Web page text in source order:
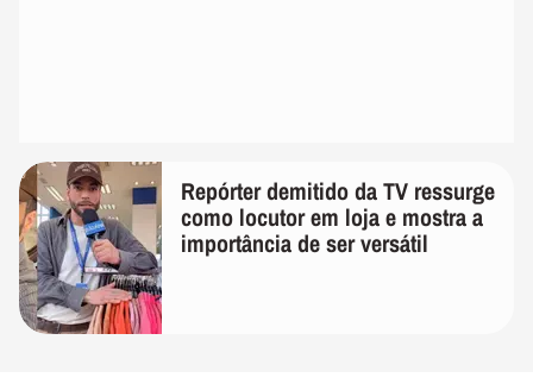
Repórter demitido da TV ressurge
como locutor em loja e mostra a
importância de ser versátil